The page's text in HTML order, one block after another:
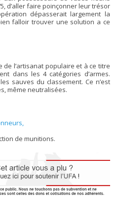
d’aller faire poinçonner leur trésor
dépasserait largement la
falloir trouver une solution a ce
de l’artisanat populaire et à ce titre
dans les 4 catégories d’armes.
sauves du classement. Ce n’est
même neutralisées.
de munitions.